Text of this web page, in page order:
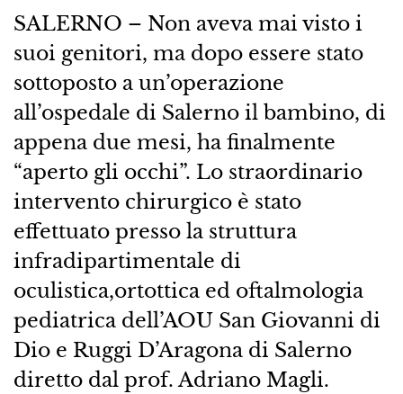
SALERNO – Non aveva mai visto i
suoi genitori, ma dopo essere stato
sottoposto a un’operazione
all’ospedale di Salerno il bambino, di
appena due mesi, ha finalmente
“aperto gli occhi”. Lo straordinario
intervento chirurgico è stato
effettuato presso la struttura
infradipartimentale di
oculistica,ortottica ed oftalmologia
pediatrica dell’AOU San Giovanni di
Dio e Ruggi D’Aragona di Salerno
diretto dal prof. Adriano Magli.